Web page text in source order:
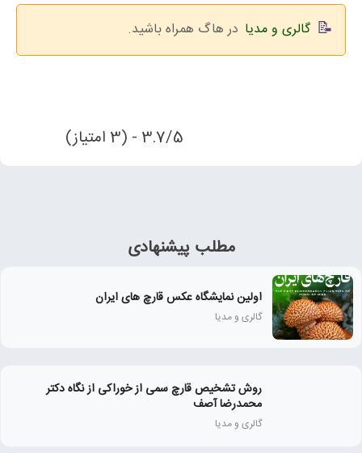
گالری و مدیا در هاگ همراه باشید.
3.7/5 - (3 امتیاز)
مطلب پیشنهادی
اولین نمایشگاه عکس قارچ های ایران
گالری و مدیا
روش تشخیص قارچ سمی از خوراکی از نگاه دکتر
محمدرضا آصف
گالری و مدیا